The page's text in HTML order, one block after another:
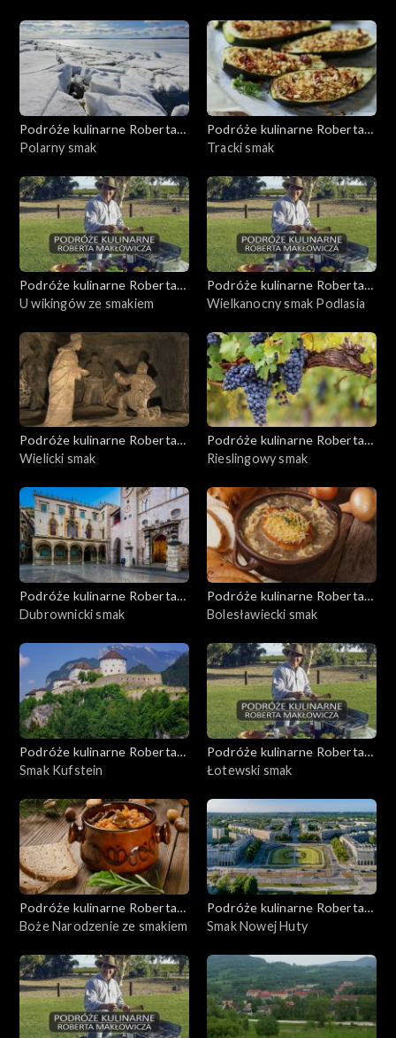
Podróże kulinarne Roberta
Makłowicza
Polarny smak
Podróże kulinarne Roberta
Makłowicza
Tracki smak
Podróże kulinarne Roberta
Makłowicza
U wikingów ze smakiem
Podróże kulinarne Roberta
Makłowicza
Wielkanocny smak Podlasia
Podróże kulinarne Roberta
Makłowicza
Wielicki smak
Podróże kulinarne Roberta
Makłowicza
Rieslingowy smak
Podróże kulinarne Roberta
Makłowicza
Dubrownicki smak
Podróże kulinarne Roberta
Makłowicza
Bolesławiecki smak
Podróże kulinarne Roberta
Makłowicza
Smak Kufstein
Podróże kulinarne Roberta
Makłowicza
Łotewski smak
Podróże kulinarne Roberta
Makłowicza
Boże Narodzenie ze smakiem
Podróże kulinarne Roberta
Makłowicza
Smak Nowej Huty